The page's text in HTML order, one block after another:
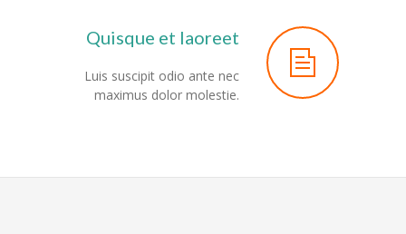
Quisque et laoreet
Luis suscipit odio ante nec
maximus dolor molestie.